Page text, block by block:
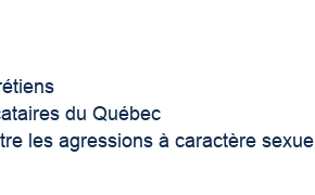
du Québec
les agressions à caractère sexuel